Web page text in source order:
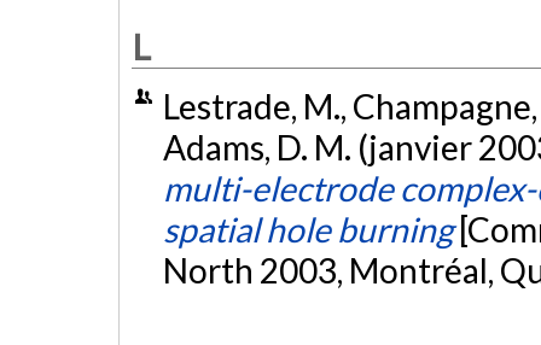
L
Lestrade, M.,
Adams, D. M. (janvier
multi-electrode
spatial hole burning
North 2003, Montréal,